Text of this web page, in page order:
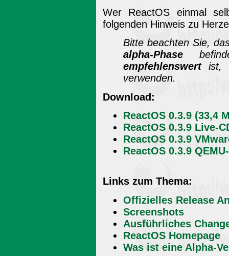
Wer ReactOS einmal
folgenden Hinweis zu
Bitte beachten Sie,
alpha-Phase
empfehlenswertist,
verwenden.
Download:
ReactOS 0.3.9 (33,4
ReactOS 0.3.9 Live-
ReactOS 0.3.9
ReactOS 0.3.9
Links zum Thema:
Offizielles Release
Screenshots
Ausführliches
ReactOS Homepage
Was ist eine Alpha-